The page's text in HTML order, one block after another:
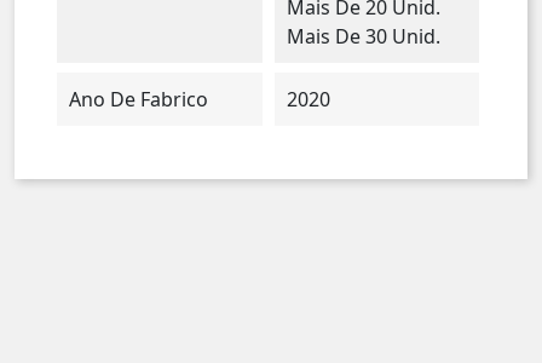
Mais De 20 Unid.
Mais De 30 Unid.
Ano De Fabrico 2020